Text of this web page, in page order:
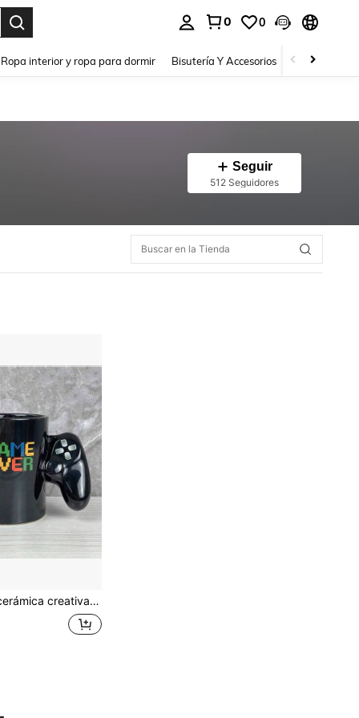
0 0
Ropa interior y ropa para dormir Bisutería Y Accesorios Zapatos
Seguir
512 Seguidores
1 pieza Taza de cerámica creativa y colorida con forma de control de juego, taza para bebida de verano de 400ml, taza de café perfecta para coleccionistas de regalos originales para gamers